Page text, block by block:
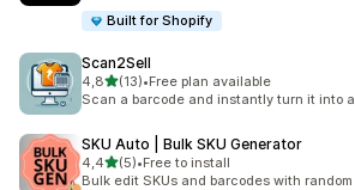
Built for Shopify
Scan2Sell
4,8z 5 hvězd
(13)
Celkový počet recenzí: 13
•Free plan available
Scan a barcode and instantly turn it into
SKU Auto | Bulk SKU Generator
4,4z 5 hvězd
(5)
Celkový počet recenzí: 5
•Free to install
Bulk edit SKUs and barcodes with